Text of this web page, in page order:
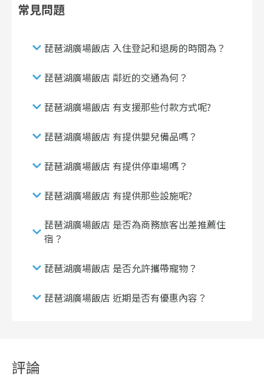
常見問題
琵琶湖廣場飯店 入住登記和退房的時間為？
琵琶湖廣場飯店 鄰近的交通為何？
琵琶湖廣場飯店 有支援那些付款方式呢?
琵琶湖廣場飯店 有提供嬰兒備品嗎？
琵琶湖廣場飯店 有提供停車場嗎？
琵琶湖廣場飯店 有提供那些設施呢?
琵琶湖廣場飯店 是否為商務旅客出差推薦住
宿？
琵琶湖廣場飯店 是否允許攜帶寵物？
琵琶湖廣場飯店 近期是否有優惠內容？
評論